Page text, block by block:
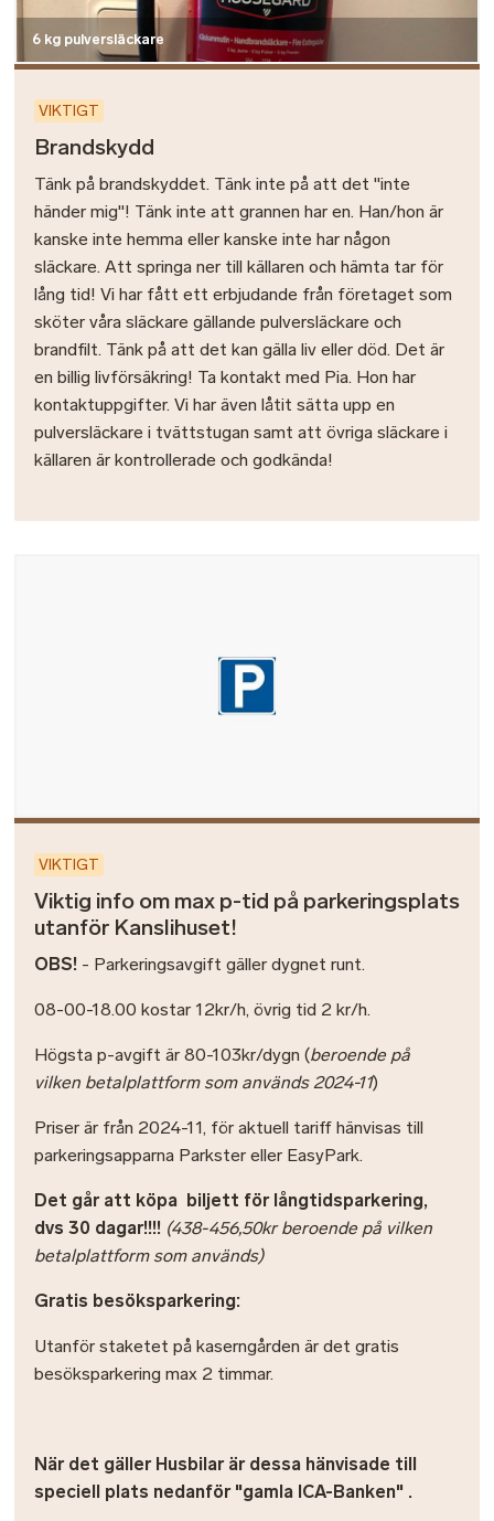
6 kg pulversläckare
VIKTIGT
Brandskydd
Tänk på brandskyddet. Tänk inte på att det "inte
händer mig"! Tänk inte att grannen har en. Han/hon är
kanske inte hemma eller kanske inte har någon
släckare. Att springa ner till källaren och hämta tar för
lång tid! Vi har fått ett erbjudande från företaget som
sköter våra släckare gällande pulversläckare och
brandfilt. Tänk på att det kan gälla liv eller död. Det är
en billig livförsäkring! Ta kontakt med Pia. Hon har
kontaktuppgifter. Vi har även låtit sätta upp en
pulversläckare i tvättstugan samt att övriga släckare i
källaren är kontrollerade och godkända!
VIKTIGT
Viktig info om max p-tid på parkeringsplats
utanför Kanslihuset!
OBS! - Parkeringsavgift gäller dygnet runt.
08-00-18.00 kostar 12kr/h, övrig tid 2 kr/h.
Högsta p-avgift är 80-103kr/dygn (beroende på
vilken betalplattform som används 2024-11)
Priser är från 2024-11, för aktuell tariff hänvisas till
parkeringsapparna Parkster eller EasyPark.
Det går att köpa biljett för långtidsparkering,
dvs 30 dagar!!!! (438-456,50kr beroende på vilken
betalplattform som används)
Gratis besöksparkering:
Utanför staketet på kaserngården är det gratis
besöksparkering max 2 timmar.
När det gäller Husbilar är dessa hänvisade till
speciell plats nedanför "gamla ICA-Banken" .